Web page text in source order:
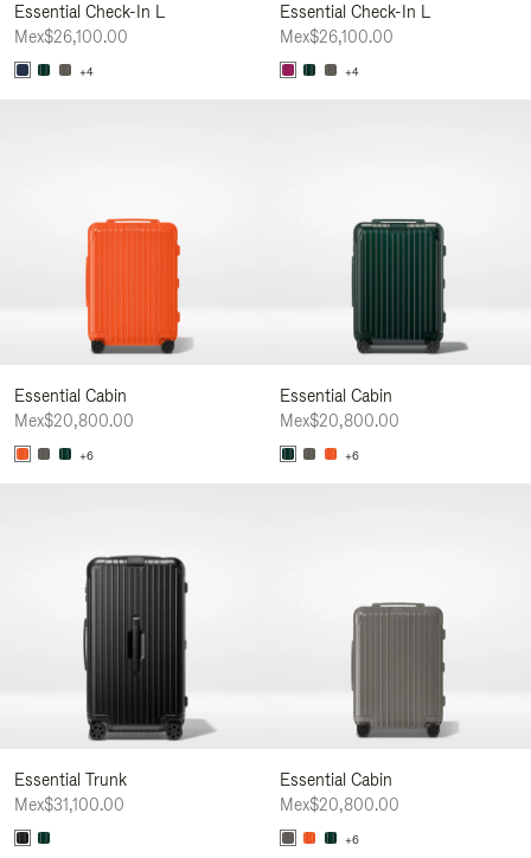
Essential Check-In L
Mex$26,100.00
+4
Essential Check-In L
Mex$26,100.00
+4
Essential Cabin
Mex$20,800.00
+6
Essential Cabin
Mex$20,800.00
+6
Essential Trunk
Mex$31,100.00
Essential Cabin
Mex$20,800.00
+6